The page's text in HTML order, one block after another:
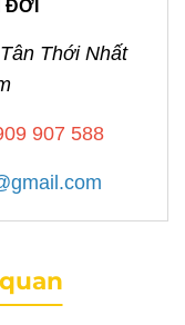
ĐỜI
Thới Nhất
907 588